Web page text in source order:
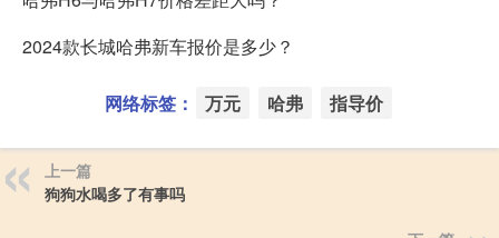
2024款长城哈弗新车报价是多少？
网络标签： 万元 哈弗 指导价
上一篇
狗狗水喝多了有事吗